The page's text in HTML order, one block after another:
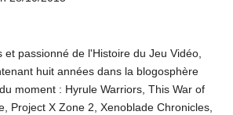
et passionné de l'Histoire du Jeu Vidéo,
huit années dans la blogosphère
moment : Hyrule Warriors, This War of
Project X Zone 2, Xenoblade Chronicles,